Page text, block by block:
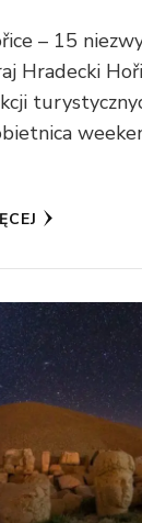
– 15
Hradecki